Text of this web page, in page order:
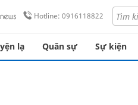
Hotline: 0916118822
lạ Quân sự Sự kiện